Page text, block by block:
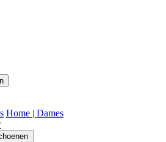
Home | Dames